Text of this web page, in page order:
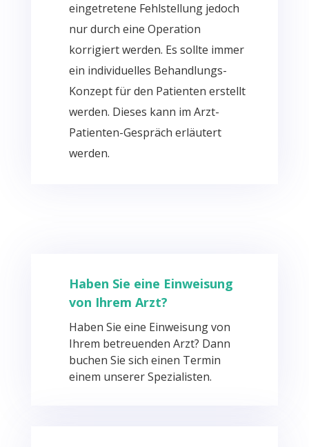
eingetretene Fehlstellung jedoch
nur durch eine Operation
korrigiert werden. Es sollte immer
ein individuelles Behandlungs-
Konzept für den Patienten erstellt
werden. Dieses kann im Arzt-
Patienten-Gespräch erläutert
werden.
Haben Sie eine Einweisung
von Ihrem Arzt?
Haben Sie eine Einweisung von
Ihrem betreuenden Arzt? Dann
buchen Sie sich einen Termin
einem unserer Spezialisten.